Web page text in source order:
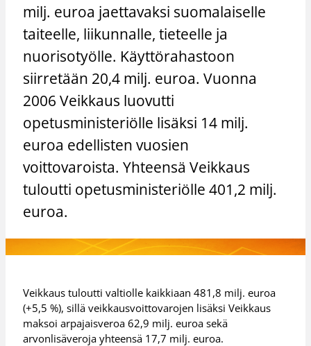
milj. euroa jaettavaksi suomalaiselle
taiteelle, liikunnalle, tieteelle ja
nuorisotyölle. Käyttörahastoon
siirretään 20,4 milj. euroa. Vuonna
2006 Veikkaus luovutti
opetusministeriölle lisäksi 14 milj.
euroa edellisten vuosien
voittovaroista. Yhteensä Veikkaus
tuloutti opetusministeriölle 401,2 milj.
euroa.
Veikkaus tuloutti valtiolle kaikkiaan 481,8 milj. euroa
(+5,5 %), sillä veikkausvoittovarojen lisäksi Veikkaus
maksoi arpajaisveroa 62,9 milj. euroa sekä
arvonlisäveroja yhteensä 17,7 milj. euroa.